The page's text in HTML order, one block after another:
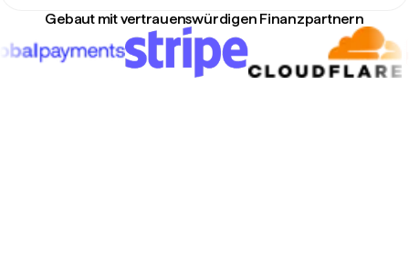
Gebaut mit vertrauenswürdigen Finanzpartnern